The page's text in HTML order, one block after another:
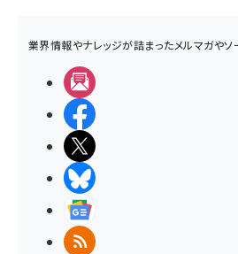
業界情報やナレッジが詰まったメルマガやソ
RSS